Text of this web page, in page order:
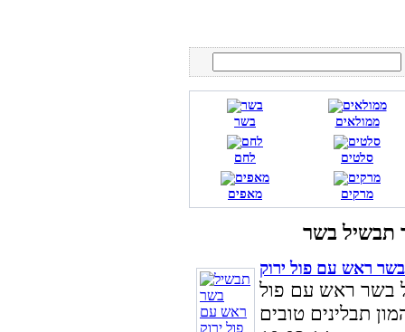
בשר ממולאים
לחם סלטים
מאפים מרקים
ראש עם פול ירוק
בשר ראש עם פול